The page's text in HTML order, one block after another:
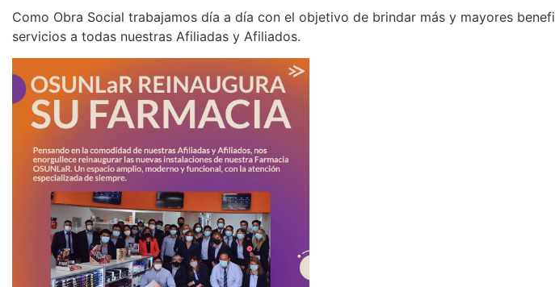
Como Obra Social trabajamos día a día con el objetivo de brindar más y mayores
servicios a todas nuestras Afiliadas y Afiliados.